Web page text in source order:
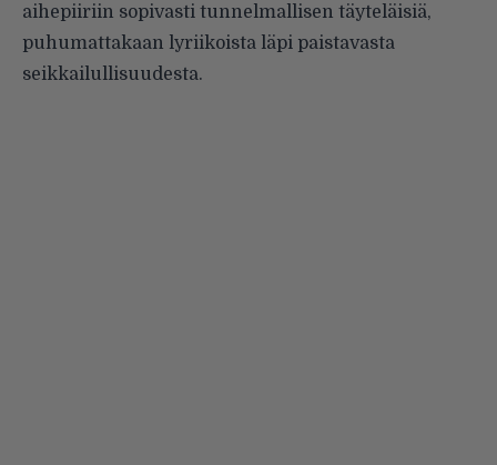
aihepiiriin sopivasti tunnelmallisen täyteläisiä,
puhumattakaan lyriikoista läpi paistavasta
seikkailullisuudesta.